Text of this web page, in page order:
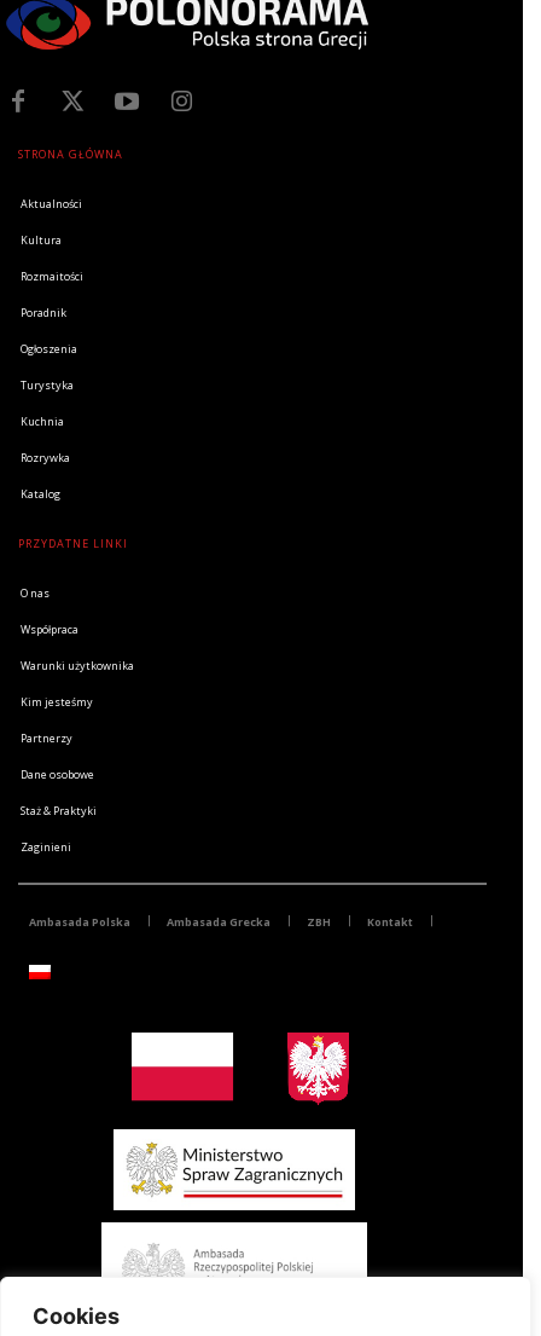
Cookies
STRONA GŁÓWNA
Aktualności
Kultura
Rozmaitości
Poradnik
Ogłoszenia
Turystyka
Kuchnia
Rozrywka
Katalog
PRZYDATNE LINKI
O nas
Współpraca
Warunki użytkownika
Kim jesteśmy
Partnerzy
Dane osobowe
Staż & Praktyki
Zaginieni
Ambasada Polska Ambasada Grecka ZBH Kontakt